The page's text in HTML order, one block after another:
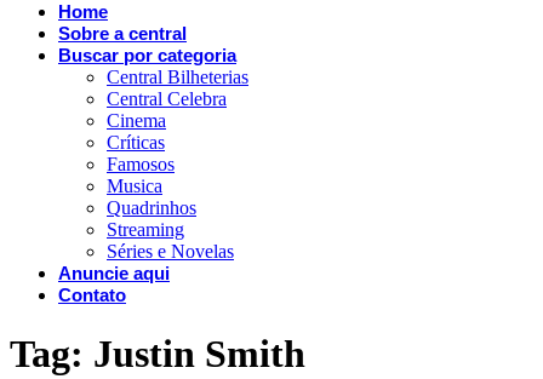
Home
Sobre a central
Buscar por categoria
Central Bilheterias
Central Celebra
Cinema
Críticas
Famosos
Musica
Quadrinhos
Streaming
Séries e Novelas
Anuncie aqui
Contato
Tag: Justin Smith